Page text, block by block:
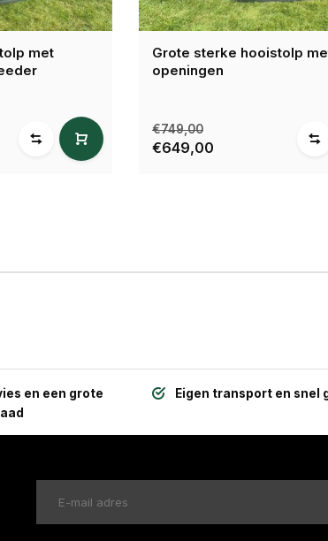
met
Grote sterke hooistolp
openingen
€749,00
€649,00
en een grote
Eigen transport en snel